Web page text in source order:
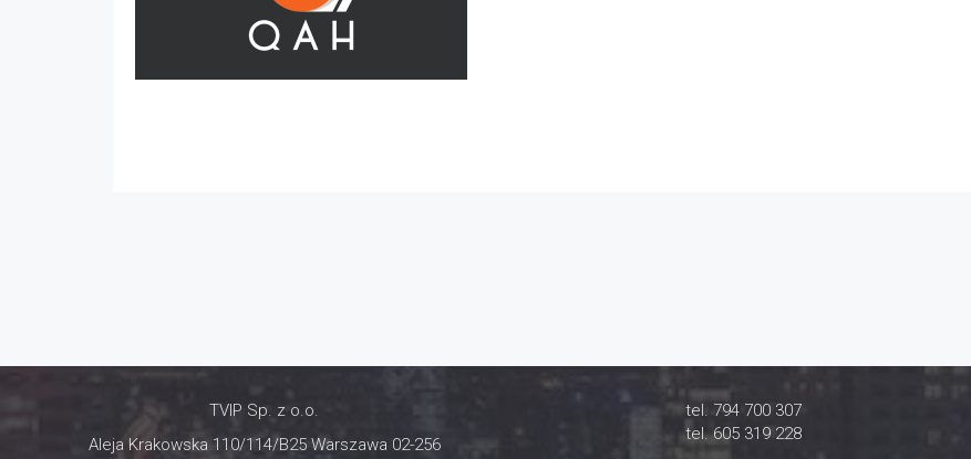
TVIP Sp. z o.o.
Aleja Krakowska 110/114/B25 Warszawa 02-256
tel. 794 700 307
tel. 605 319 228